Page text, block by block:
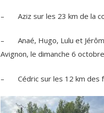
– Aziz sur les 23 km de la
– Anaé, Hugo, Lulu et
Avignon, le dimanche 6
– Cédric sur les 12 km des